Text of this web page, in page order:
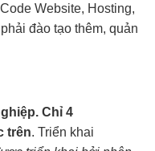
Website, Hosting,
đào tạo thêm, quản
Chỉ 4
trên. Triển khai